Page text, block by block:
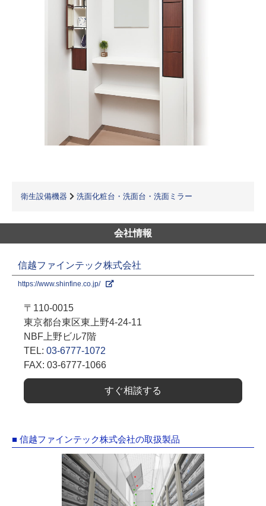
衛生設備機器 洗面化粧台・洗面台・洗面ミラー
会社情報
信越ファインテック株式会社
https://www.shinfine.co.jp/
〒110-0015
東京都台東区東上野4-24-11
NBF上野ビル7階
TEL: 03-6777-1072
FAX: 03-6777-1066
すぐ相談する
■ 信越ファインテック株式会社の取扱製品